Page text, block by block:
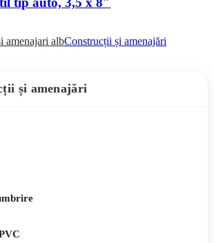
Construcții și amenajări
și amenajări